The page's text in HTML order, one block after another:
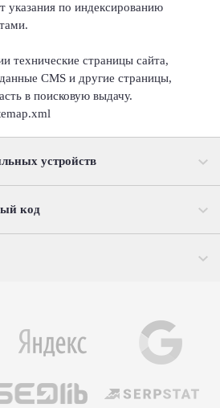
указания по индексированию
технические страницы сайта,
CMS и другие страницы,
в поисковую выдачу.
устройств
код